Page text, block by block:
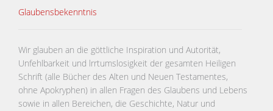
Glaubensbekenntnis
Wir glauben an die göttliche Inspiration und Autorität,
Unfehlbarkeit und lrrtumslosigkeit der gesamten Heiligen
Schrift (alle Bücher des Alten und Neuen Testamentes,
ohne Apokryphen) in allen Fragen des Glaubens und Lebens
sowie in allen Bereichen, die Geschichte, Natur und